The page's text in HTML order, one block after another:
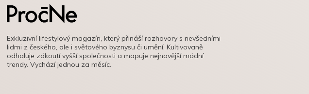
Exkluzivní lifestylový magazín, který přináší rozhovory s nevšedními
lidmi z českého, ale i světového byznysu či umění. Kultivovaně
odhaluje zákoutí vyšší společnosti a mapuje nejnovější módní
trendy. Vychází jednou za měsíc.